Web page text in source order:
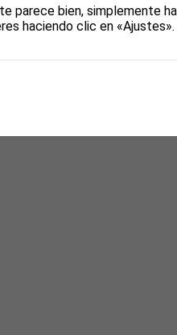
parece bien, simplemente
haciendo clic en «Ajustes».